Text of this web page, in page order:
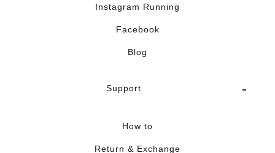
Instagram Running
Facebook
Blog
Support
How to
Return & Exchange